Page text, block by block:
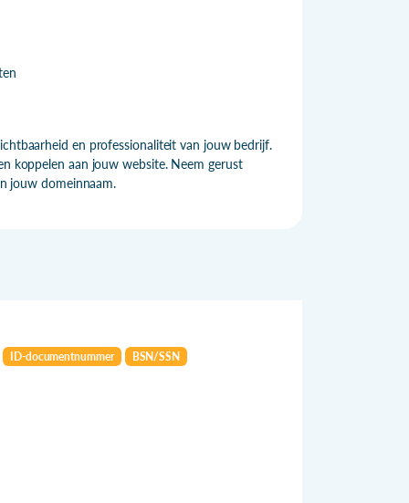
en professionaliteit van jouw bedrijf.
koppelen aan jouw website. Neem gerust
jouw domeinnaam.
ID-documentnummer BSN/SSN